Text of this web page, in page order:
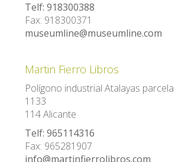
Telf: 918300388
Fax: 918300371
museumline@museumline.com
Martin Fierro Libros
Polígono industrial Atalayas parcela
1133
114 Alicante
Telf: 965114316
Fax: 965281907
info@martinfierrolibros.com